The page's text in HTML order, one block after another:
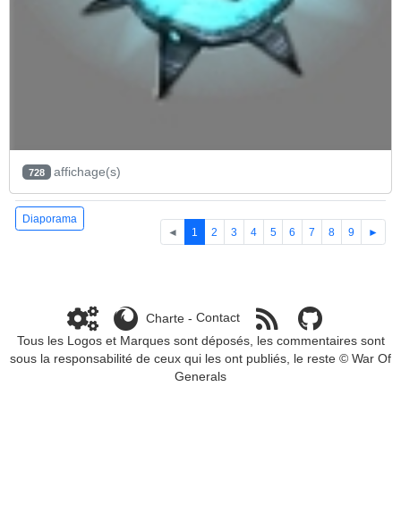
728 affichage(s)
Diaporama
◄
1 2 3 4 5 6 7 8 9 ►
Charte- Contact
Tous les Logos et Marques sont déposés, les commentaires sont
sous la responsabilité de ceux qui les ont publiés, le reste © War Of
Generals